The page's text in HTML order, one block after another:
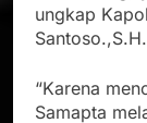
ungkap
“Karena
Samapta